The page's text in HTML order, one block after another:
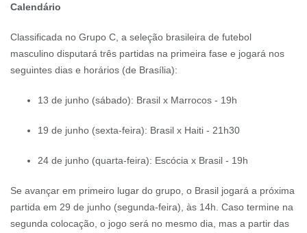
Calendário
Classificada no Grupo C, a seleção brasileira de futebol
masculino disputará três partidas na primeira fase e jogará nos
seguintes dias e horários (de Brasília):
13 de junho (sábado): Brasil x Marrocos - 19h
19 de junho (sexta-feira): Brasil x Haiti - 21h30
24 de junho (quarta-feira): Escócia x Brasil - 19h
Se avançar em primeiro lugar do grupo, o Brasil jogará a próxima
partida em 29 de junho (segunda-feira), às 14h. Caso termine na
segunda colocação, o jogo será no mesmo dia, mas a partir das